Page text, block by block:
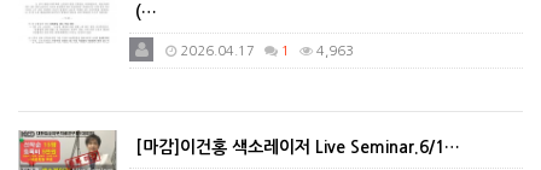
(…
2026.04.17 1 4,963
[마감]이건홍 색소레이저 Live Seminar.6/1…